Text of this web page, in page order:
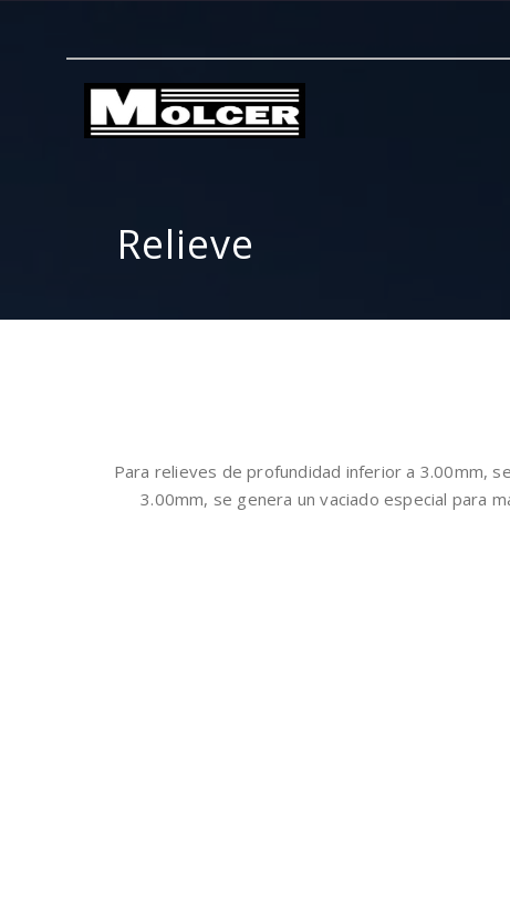
Relieve
Para relieves de profundidad inferior a 3.00mm,
3.00mm, se genera un vaciado especial para